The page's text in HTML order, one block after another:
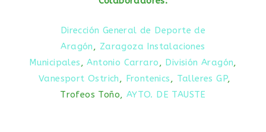
Dirección General de Deporte de
Aragón, Zaragoza Instalaciones
Municipales,Antonio Carraro, División Aragón,
Vanesport Ostrich, Frontenics, Talleres GP,
Trofeos Toño, AYTO. DE TAUSTE